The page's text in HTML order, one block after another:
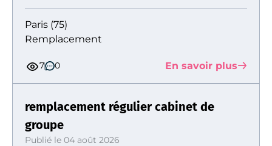
Paris (75)
Remplacement
7 0 En savoir plus
remplacement régulier cabinet de
groupe
Publié le 04 août 2026